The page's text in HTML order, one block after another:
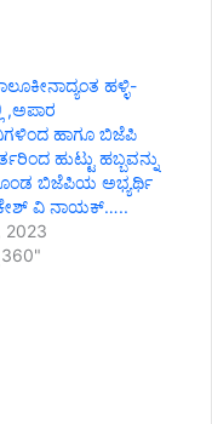
ಹಳ್ಳಿ-
,ಅಪಾರ
ಹಾಗೂ ಬಿಜೆಪಿ
ಹುಟ್ಟು ಹಬ್ಬವನ್ನು
ಬಿಜೆಪಿಯ ಅಭ್ಯರ್ಥಿ
ವಿ ನಾಯಕ್…..
2023
360"